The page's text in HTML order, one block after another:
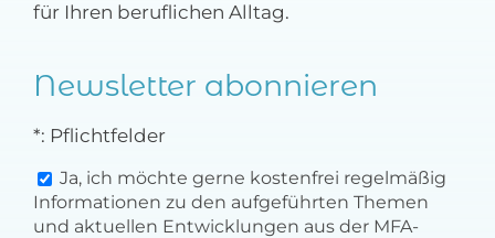
Suche
nach:
für Ihren beruflichen Alltag.
Newsletter abonnieren
*: Pflichtfelder
Ja, ich möchte gerne kostenfrei regelmäßig
Informationen zu den aufgeführten Themen
und aktuellen Entwicklungen aus der MFA-